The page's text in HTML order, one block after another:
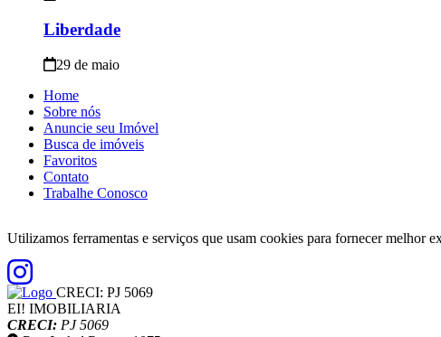
Liberdade
29 de maio
Home
Sobre nós
Anuncie seu Imóvel
Busca de imóveis
Favoritos
Contato
Trabalhe Conosco
Utilizamos ferramentas e serviços que usam cookies para fornecer
CRECI: PJ 5069
EI! IMOBILIARIA
CRECI: PJ 5069